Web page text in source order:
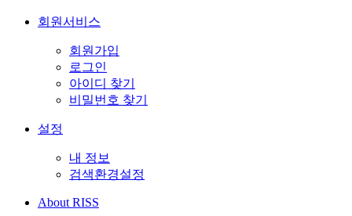
회원서비스
회원가입
로그인
아이디 찾기
비밀번호 찾기
설정
내 정보
검색환경설정
About RISS